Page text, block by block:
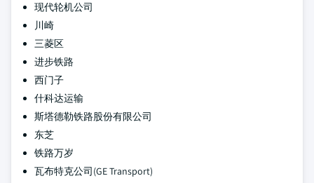
现代轮机公司
川崎
三菱区
进步铁路
西门子
什科达运输
斯塔德勒铁路股份有限公司
东芝
铁路万岁
瓦布特克公司(GE Transport)